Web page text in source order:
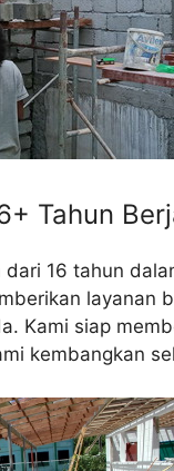
Tahun
dari 16 tahun
layanan
Kami siap
kembangkan